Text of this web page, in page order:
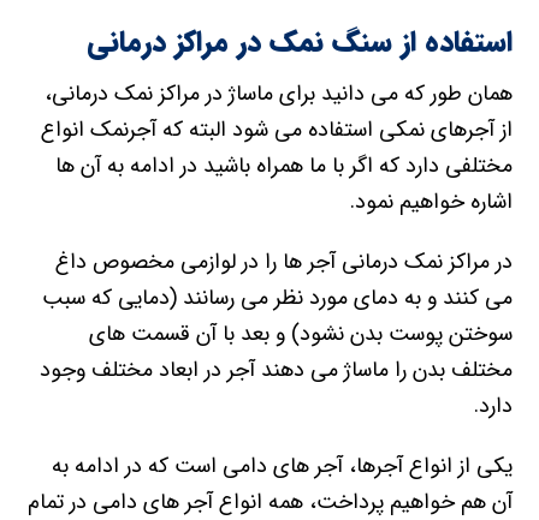
استفاده از سنگ نمک در مراکز درمانی
همان طور که می دانید برای ماساژ در مراکز نمک درمانی،
از آجرهای نمکی استفاده می شود البته که آجرنمک انواع
مختلفی دارد که اگر با ما همراه باشید در ادامه به آن ها
اشاره خواهیم نمود.
در مراکز نمک درمانی آجر ها را در لوازمی مخصوص داغ
می کنند و به دمای مورد نظر می رسانند (دمایی که سبب
سوختن پوست بدن نشود) و بعد با آن قسمت های
مختلف بدن را ماساژ می دهند آجر در ابعاد مختلف وجود
دارد.
یکی از انواع آجرها، آجر های دامی است که در ادامه به
آن هم خواهیم پرداخت، همه انواع آجر های دامی در تمام